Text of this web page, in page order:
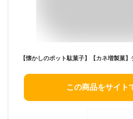
この商品をサイト